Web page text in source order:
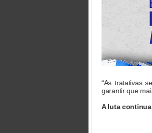
“As tratativas
garantir que
A luta